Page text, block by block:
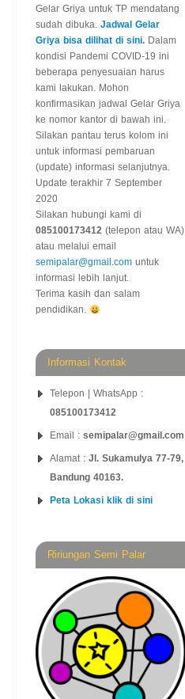
Gelar Griya untuk TP mendatang
sudah dibuka. Jadwal Gelar
Griya bisa dilihat di sini. Dalam
kondisi Pandemi COVID-19 ini
beberapa penyesuaian harus
kami lakukan. Mohon
konfirmasikan jadwal Gelar Griya
ke nomor kantor di bawah ini.
Silakan pantau terus kolom ini
untuk informasi pembaruan
(update) informasi selanjutnya.
Update terakhir 7 September
2020
Silakan hubungi kami di
085100173412 (telepon atau WA)
atau melalui email
semipalar@gmail.com untuk
informasi lebih lanjut.
Terima kasih dan salam
pendidikan.
Informasi Kontak
Telepon | WhatsApp :
085100173412
Email : semipalar@gmail.com
Alamat : Jl. Sukamulya 77-79,
Bandung 40163.
Peta Lokasi klik di sini
Ririungan Semi Palar